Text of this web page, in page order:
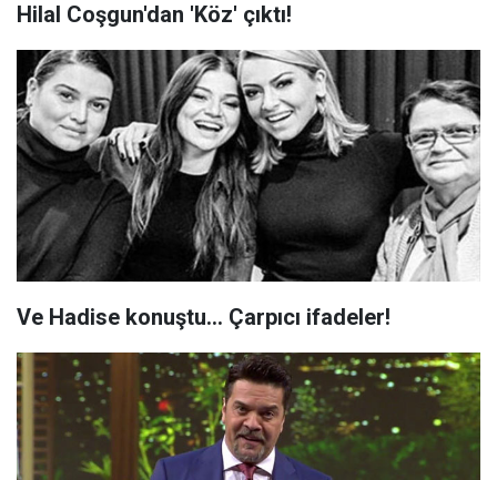
Hilal Coşgun'dan 'Köz' çıktı!
Ve Hadise konuştu... Çarpıcı ifadeler!